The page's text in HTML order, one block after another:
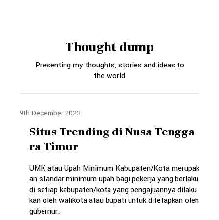
Thought dump
Presenting my thoughts, stories and ideas to
the world
9th December 2023
Situs Trending di Nusa Tengga
ra Timur
UMK atau Upah Minimum Kabupaten/Kota merupak
an standar minimum upah bagi pekerja yang berlaku
di setiap kabupaten/kota yang pengajuannya dilaku
kan oleh walikota atau bupati untuk ditetapkan oleh
gubernur.